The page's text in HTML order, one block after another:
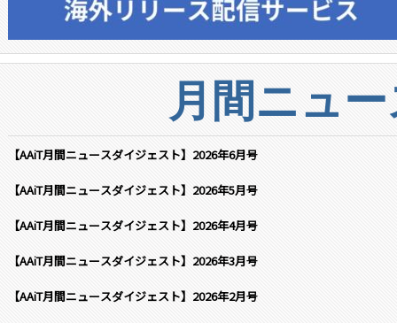
月間ニュ
【AAiT月間ニュースダイジェスト】2026年6月号
【AAiT月間ニュースダイジェスト】2026年5月号
【AAiT月間ニュースダイジェスト】2026年4月号
【AAiT月間ニュースダイジェスト】2026年3月号
【AAiT月間ニュースダイジェスト】2026年2月号